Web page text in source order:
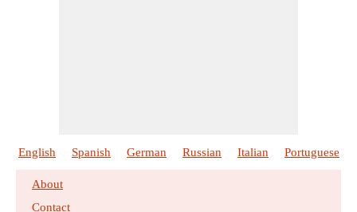
English Spanish German Russian Italian Portuguese
About
Contact